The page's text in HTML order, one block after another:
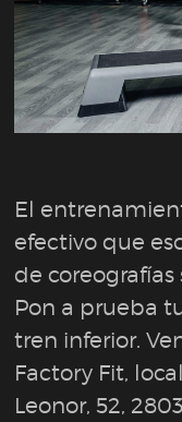
El
efectivo que
de
Pon a prueba
tren inferior.
Factory Fit,
Leonor, 52,